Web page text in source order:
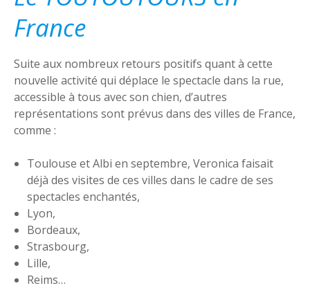
France
Suite aux nombreux retours positifs quant à cette
nouvelle activité qui déplace le spectacle dans la rue,
accessible à tous avec son chien, d’autres
représentations sont prévus dans des villes de France,
comme :
Toulouse et Albi en septembre, Veronica faisait
déjà des visites de ces villes dans le cadre de ses
spectacles enchantés,
Lyon,
Bordeaux,
Strasbourg,
Lille,
Reims…